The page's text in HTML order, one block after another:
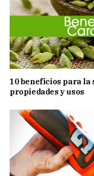
10 beneficios para la
propiedades y usos